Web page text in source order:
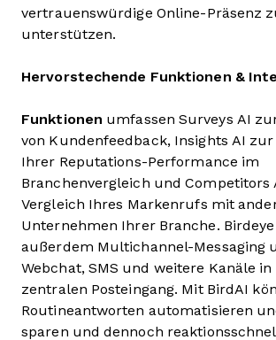
vertrauenswürdige Online-Präsenz
unterstützen.
Hervorstechende Funktionen &
Funktionen umfassen Surveys AI
von Kundenfeedback, Insights AI
Ihrer Reputations-Performance im
Branchenvergleich und Competitors
Vergleich Ihres Markenrufs mit
Unternehmen Ihrer Branche.
außerdem Multichannel-Messaging
Webchat, SMS und weitere Kanäle in
zentralen Posteingang. Mit BirdAI
Routineantworten automatisieren
sparen und dennoch